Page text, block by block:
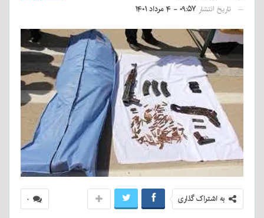
تاریخ انتشار ۰۹:۵۷ - ۴ مرداد ۱۴۰۱
۰ به اشتراک گذاری